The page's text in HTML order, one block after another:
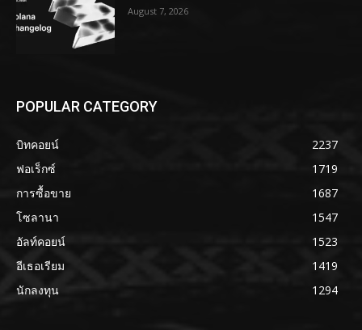
August 7, 2026
POPULAR CATEGORY
บิทคอยน์
2237
ฟอเร็กซ์
1719
การซื้อขาย
1687
โซลานา
1547
อัลท์คอยน์
1523
อีเธอเรียม
1419
นักลงทุน
1294